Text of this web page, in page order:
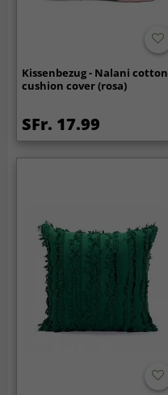
Kissenbezug - Nalani cotton
cushion cover (rosa)
SFr. 17.99